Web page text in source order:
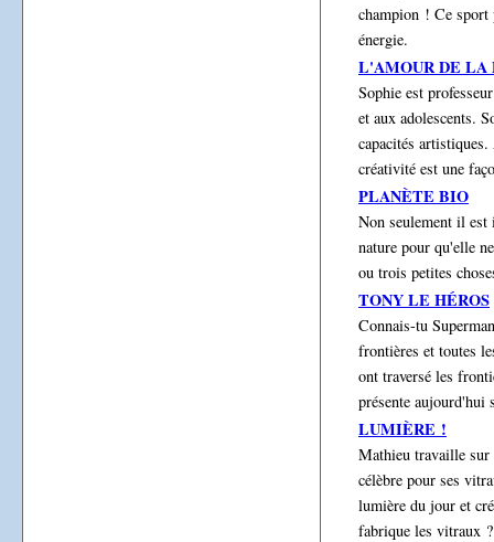
champion ! Ce
énergie.
L'AMOUR DE LA
Sophie est
et aux adolescents.
capacités
créativité est une
PLANÈTE BIO
Non seulement il
nature pour qu'elle
ou trois petites
TONY LE HÉROS
Connais-tu
frontières et toutes
ont traversé les
présente aujourd'hui
LUMIÈRE !
Mathieu travaille sur
célèbre pour ses
lumière du jour et
fabrique les vitraux